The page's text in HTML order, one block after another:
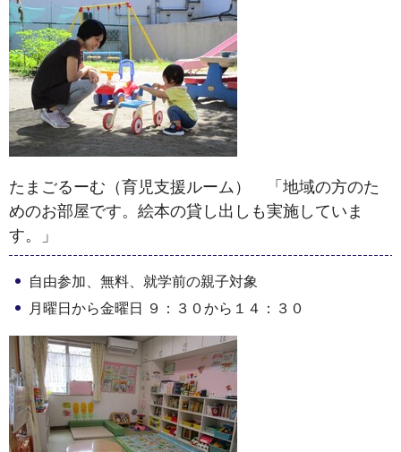
たまごるーむ（育児支援ルーム） 「地域の方のた
めのお部屋です。絵本の貸し出しも実施していま
す。」
自由参加、無料、就学前の親子対象
月曜日から金曜日 ９：３０から１４：３０